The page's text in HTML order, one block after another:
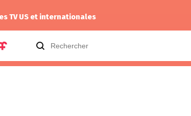
TV US et internationales
a noté14àIndustry 4.06